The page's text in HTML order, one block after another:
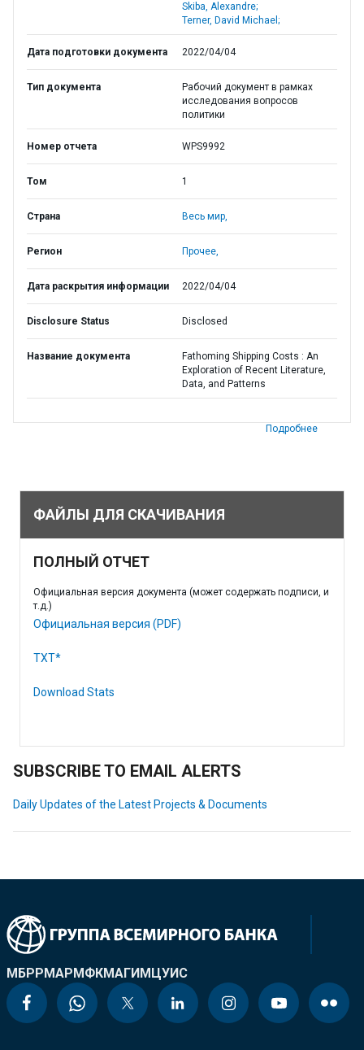
Skiba, Alexandre;
Terner, David Michael;
Дата подготовки документа 2022/04/04
Тип документа
Рабочий документ в рамках
исследования вопросов
политики
Номер отчета WPS9992
Том 1
Страна Весь мир,
Регион Прочее,
Дата раскрытия информации 2022/04/04
Disclosure Status Disclosed
Название документа
Fathoming Shipping Costs : An
Exploration of Recent Literature,
Data, and Patterns
Подробнее
ФАЙЛЫ ДЛЯ СКАЧИВАНИЯ
ПОЛНЫЙ ОТЧЕТ
Официальная версия документа (может содержать подписи, и
т.д.)
Официальная версия (PDF)
TXT*
Download Stats
SUBSCRIBE TO EMAIL ALERTS
Daily Updates of the Latest Projects & Documents
МБРРМАРМФКМАГИМЦУИС